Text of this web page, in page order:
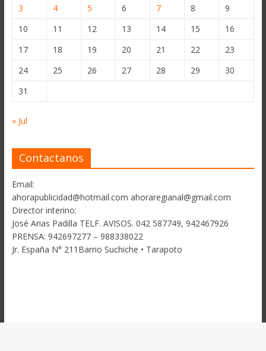
3
4 5 6 7 8
9
10
11 12 13 14 15
16
17
18 19 20 21 22
23
24
25 26 27 28 29
30
31
« Jul
Contactanos
Email:
ahorapublicidad@hotmail.com ahoraregianal@gmail.com
Director interino:
José Arias Padilla TELF. AVISOS. 042 587749, 942467926
PRENSA: 942697277 – 988338022
Jr. España N° 211Barrio Suchiche • Tarapoto